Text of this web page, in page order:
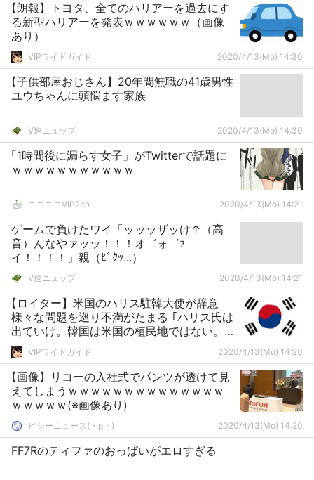
【朗報】トヨタ、全てのハリアーを過去にす
る新型ハリアーを発表ｗｗｗｗｗｗ（画像
あり）
VIPワイドガイド 2020/4/13(Mo) 14:30
【子供部屋おじさん】20年間無職の41歳男性
ユウちゃんに頭悩ます家族
V速ニュップ 2020/4/13(Mo) 14:30
「1時間後に漏らす女子」がTwitterで話題に
ｗｗｗｗｗｗｗｗｗｗｗ
ニコニコVIP2ch 2020/4/13(Mo) 14:21
ゲームで負けたワイ「ッッッザッけ↑（高
音）んなやァッッ！！！オ゛ォ゛ｧ
イ！！！！」親（ﾋﾞｸｯ...）
V速ニュップ 2020/4/13(Mo) 14:21
【ロイター】米国のハリス駐韓大使が辞意
様々な問題を巡り不満がたまる ｢ハリス氏は
出ていけ。韓国は米国の植民地ではない。｣
[4/9]VIPワイドガイド 2020/4/13(Mo) 14:20
【画像】リコーの入社式でパンツが透けて見
えてしまうｗｗｗｗｗｗｗｗｗｗｗｗｗｗ
ｗｗｗｗｗ(※画像あり)
ピシーニュース(・p・)ゞ 2020/4/13(Mo) 14:20
FF7Rのティファのおっぱいがエロすぎる